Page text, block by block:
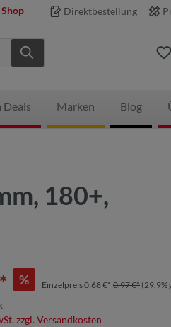
Direktbestellung
Deals Marken Blog
180+,
% Einzelpreis 0,68 €* 0,97 €* (29.9%
zzgl. Versandkosten